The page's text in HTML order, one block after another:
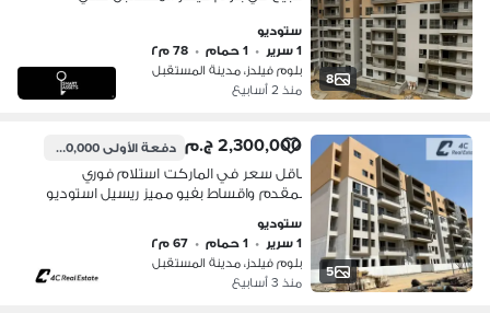
8
ستوديو
1 سرير
• 1 حمام • 78 م٢
بلوم فيلدز، مدينة المستقبل
منذ 2 أسابيع
5
2,300,000 ج.م دفعة الأولى1,900,000 ج.م
باقل سعر في الماركت استلام فوري
بمقدم واقساط بفيو مميز ريسيل استوديو
وسراي للبيع في Bloomfields
ستوديو
1 سرير
• 1 حمام • 67 م٢
بلوم فيلدز، مدينة المستقبل
منذ 3 أسابيع